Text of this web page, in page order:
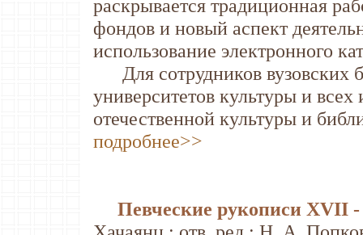
раскрывается традиционная
фондов и новый аспект
использование электронного
Для сотрудников вузовских
университетов культуры и
отечественной культуры и
подробнее>>
Певческие рукописи XVII